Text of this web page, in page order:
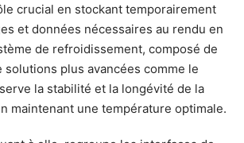
crucial en stockant temporairement
et données nécessaires au rendu en
de refroidissement, composé de
plus avancées comme le
la stabilité et la longévité de la
maintenant une température optimale.